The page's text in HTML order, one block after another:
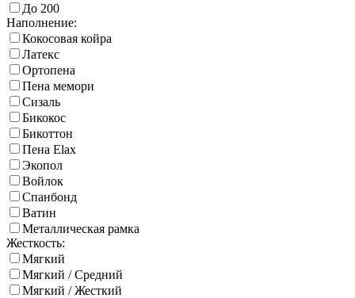
До 200
Наполнение:
Кокосовая койра
Латекс
Ортопена
Пена мемори
Сизаль
Бикокос
Бикоттон
Пена Elax
Экопол
Войлок
Спанбонд
Ватин
Металлическая рамка
Жесткость:
Мягкий
Мягкий / Средний
Мягкий / Жесткий